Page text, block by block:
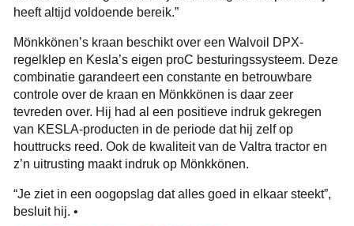
heeft altijd voldoende bereik.”
Mönkkönen’s kraan beschikt over een Walvoil DPX-
regelklep en Kesla’s eigen proC besturingssysteem. Deze
combinatie garandeert een constante en betrouwbare
controle over de kraan en Mönkkönen is daar zeer
tevreden over. Hij had al een positieve indruk gekregen
van KESLA-producten in de periode dat hij zelf op
houttrucks reed. Ook de kwaliteit van de Valtra tractor en
z’n uitrusting maakt indruk op Mönkkönen.
“Je ziet in een oogopslag dat alles goed in elkaar steekt”,
besluit hij. •